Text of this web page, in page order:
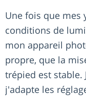
Une fois que mes
conditions de
mon appareil
propre, que la
trépied est stable.
j'adapte les